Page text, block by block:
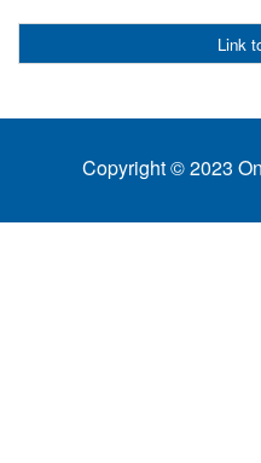
Link
Copyright © 2023